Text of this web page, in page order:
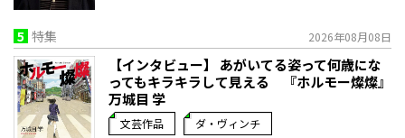
5 特集 2026年08月08日
【インタビュー】 あがいてる姿って何歳にな
ってもキラキラして見える 『ホルモー燦燦』
万城目 学
文芸作品 ダ・ヴィンチ